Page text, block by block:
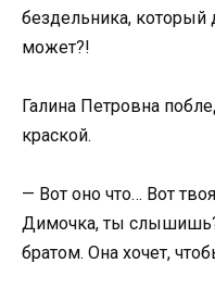
бездельника, который
может?!
Галина Петровна
краской.
— Вот оно что… Вот
Димочка, ты слышишь?
братом. Она хочет,